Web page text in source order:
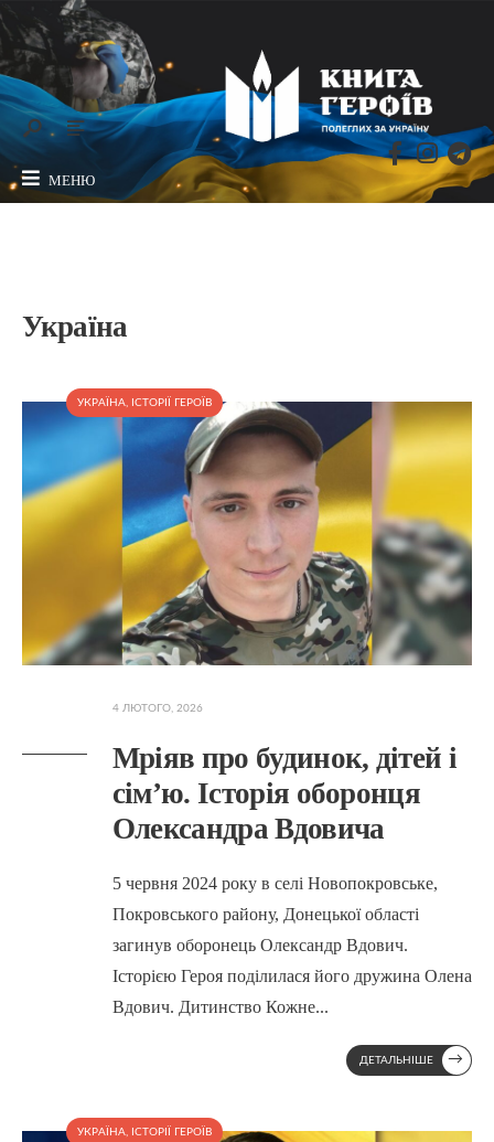
МЕНЮ
Україна
УКРАЇНА, ІСТОРІЇ ГЕРОЇВ
4 ЛЮТОГО, 2026
Мріяв про будинок, дітей і
сім’ю. Історія оборонця
Олександра Вдовича
5 червня 2024 року в селі Новопокровське,
Покровського району, Донецької області
загинув оборонець Олександр Вдович.
Історією Героя поділилася його дружина Олена
Вдович. Дитинство Кожне...
ДЕТАЛЬНІШЕ →
УКРАЇНА, ІСТОРІЇ ГЕРОЇВ